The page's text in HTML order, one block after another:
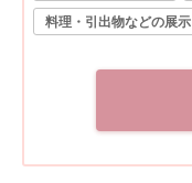
料理・引出物などの展示